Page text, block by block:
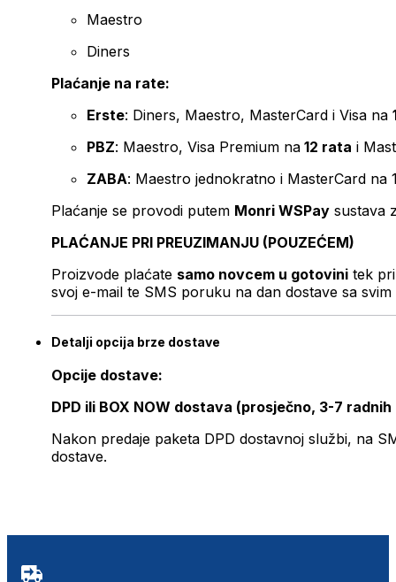
Maestro
Diners
Plaćanje na rate:
Erste: Diners, Maestro, MasterCard i Visa na
PBZ: Maestro, Visa Premium na 12 rata i
ZABA: Maestro jednokratno i MasterCard na
Plaćanje se provodi putem Monri WSPay sustava
PLAĆANJE PRI PREUZIMANJU (POUZEĆEM)
Proizvode plaćate samo novcem u gotovini tek
svoj e-mail te SMS poruku na dan dostave sa svim
Detalji opcija brze dostave
Opcije dostave:
DPD ili BOX NOW dostava (prosječno, 3-7 radnih
Nakon predaje paketa DPD dostavnoj službi, na
dostave.